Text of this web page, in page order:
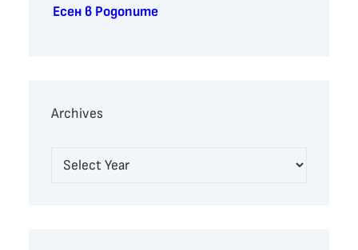
Есен в Родопите
Archives